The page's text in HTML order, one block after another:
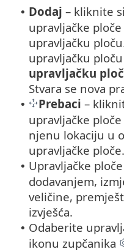
• Dodaj – kliknite
upravljačke
upravljačku
upravljačku
upravljačku
Stvara se nova
• Prebaci –
upravljačke
njenu lokaciju u
upravljačke ploče.
• Upravljačke
dodavanjem,
veličine,
izvješća.
• Odaberite
ikonu zupčanika